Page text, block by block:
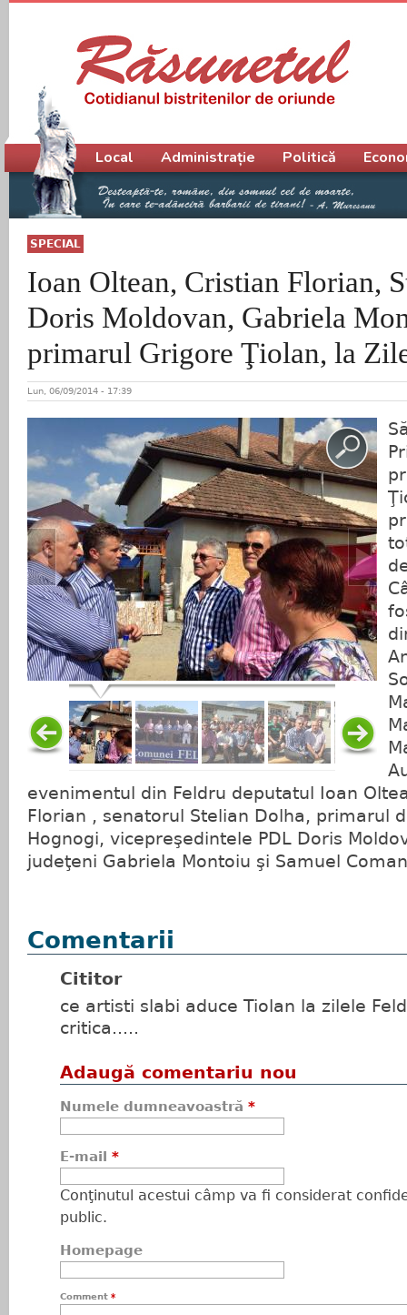
SPECIAL
Ioan Oltean, Cristian Florian,
Doris Moldovan, Gabriela
primarul Grigore Ţiolan, la
Lun, 06/09/2014 - 17:39
evenimentul din Feldru deputatul Ioan
Florian , senatorul Stelian Dolha, primarul
Hognogi, vicepreşedintele PDL Doris
judeţeni Gabriela Montoiu şi Samuel
Comentarii
Cititor
ce artisti slabi aduce Tiolan la zilele
critica.....
Adaugă comentariu nou
Numele dumneavoastră *
E-mail *
Conţinutul acestui câmp va fi considerat
public.
Homepage
Comment *
Meniu principal
Local Administrație Politică